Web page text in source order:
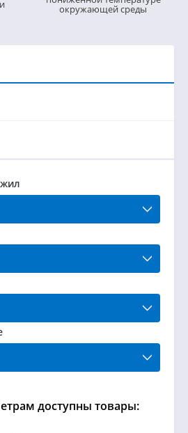
окружающей среды
доступны товары: